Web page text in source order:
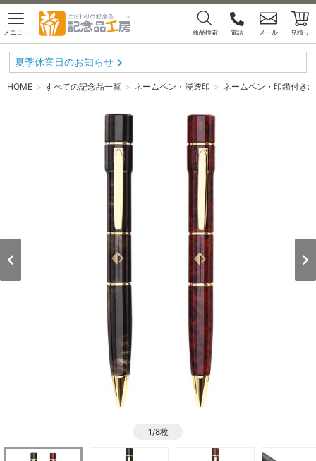
メニュー 商品検索 電話 メール 見積り
夏季休業日のお知らせ
HOME すべての記念品一覧 ネームペン・浸透印 ネームペン・印鑑付き
1/8枚